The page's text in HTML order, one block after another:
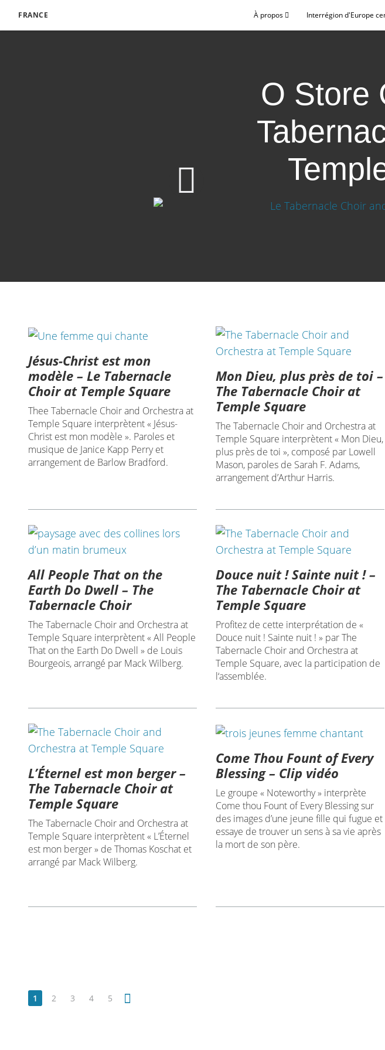
FRANCE À propos Interrégion d'Europe
O Store
Jésus-Christ est mon
modèle – Le Tabernacle
Choir at Temple Square
Thee Tabernacle Choir and Orchestra at
Temple Square interprètent « Jésus-
Christ est mon modèle ». Paroles et
musique de Janice Kapp Perry et
arrangement de Barlow Bradford.
Mon Dieu, plus près de toi –
The Tabernacle Choir at
Temple Square
The Tabernacle Choir and Orchestra at
Temple Square interprètent « Mon Dieu,
plus près de toi », composé par Lowell
Mason, paroles de Sarah F. Adams,
arrangement d’Arthur Harris.
All People That on the
Earth Do Dwell – The
Tabernacle Choir
The Tabernacle Choir and Orchestra at
Temple Square interprètent « All People
That on the Earth Do Dwell » de Louis
Bourgeois, arrangé par Mack Wilberg.
Douce nuit ! Sainte nuit ! –
The Tabernacle Choir at
Temple Square
Profitez de cette interprétation de «
Douce nuit ! Sainte nuit ! » par The
Tabernacle Choir and Orchestra at
Temple Square, avec la participation de
l‘assemblée.
L’Éternel est mon berger –
The Tabernacle Choir at
Temple Square
The Tabernacle Choir and Orchestra at
Temple Square interprètent « L’Éternel
est mon berger » de Thomas Koschat et
arrangé par Mack Wilberg.
Come Thou Fount of Every
Blessing – Clip vidéo
Le groupe « Noteworthy » interprète
Come thou Fount of Every Blessing sur
des images d’une jeune fille qui fugue et
essaye de trouver un sens à sa vie après
la mort de son père.
1 2 3 4 5